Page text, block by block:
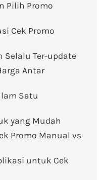
Pilih Promo
Cek Promo
Selalu Ter-update
Antar
Satu
yang Mudah
Promo Manual vs
untuk Cek